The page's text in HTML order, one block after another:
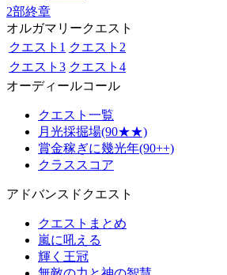
2部終章
オルガマリークエスト
クエスト1 クエスト2
クエスト3 クエスト4
オーディールコール
クエスト一覧
月光採掘場(90★★)
賞金稼ぎに幾光年(90++)
クラススコア
アドバンスドクエスト
クエストまとめ
嵐に吼える
輝く王冠